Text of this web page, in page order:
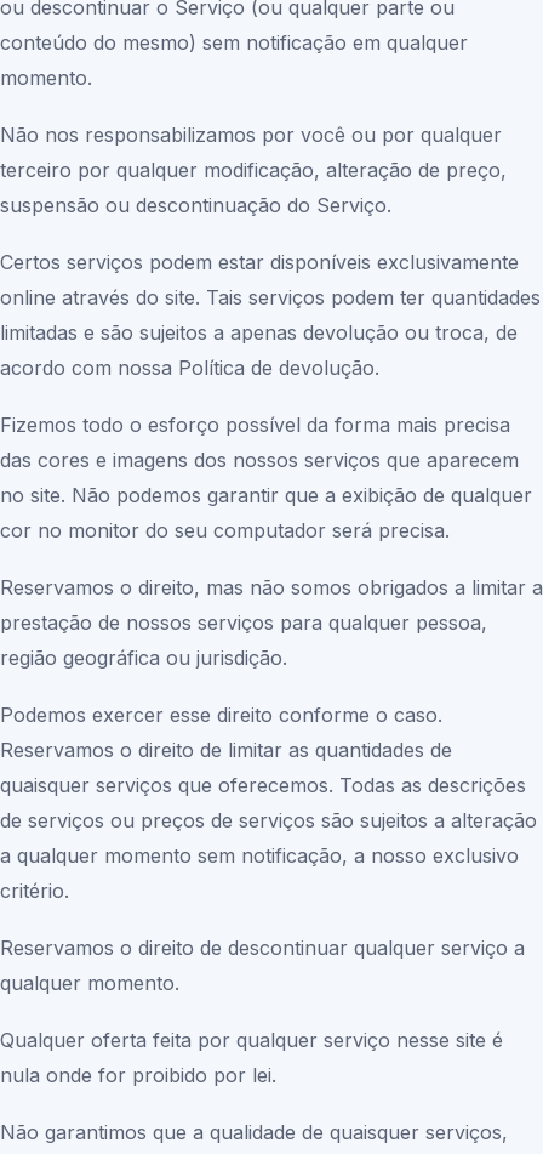
ou descontinuar o Serviço (ou qualquer parte ou
conteúdo do mesmo) sem notificação em qualquer
momento.
Não nos responsabilizamos por você ou por qualquer
terceiro por qualquer modificação, alteração de preço,
suspensão ou descontinuação do Serviço.
Certos serviços podem estar disponíveis exclusivamente
online através do site. Tais serviços podem ter quantidades
limitadas e são sujeitos a apenas devolução ou troca, de
acordo com nossa Política de devolução.
Fizemos todo o esforço possível da forma mais precisa
das cores e imagens dos nossos serviços que aparecem
no site. Não podemos garantir que a exibição de qualquer
cor no monitor do seu computador será precisa.
Reservamos o direito, mas não somos obrigados a limitar a
prestação de nossos serviços para qualquer pessoa,
região geográfica ou jurisdição.
Podemos exercer esse direito conforme o caso.
Reservamos o direito de limitar as quantidades de
quaisquer serviços que oferecemos. Todas as descrições
de serviços ou preços de serviços são sujeitos a alteração
a qualquer momento sem notificação, a nosso exclusivo
critério.
Reservamos o direito de descontinuar qualquer serviço a
qualquer momento.
Qualquer oferta feita por qualquer serviço nesse site é
nula onde for proibido por lei.
Não garantimos que a qualidade de quaisquer serviços,